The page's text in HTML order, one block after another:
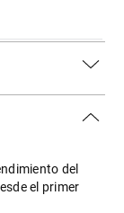
del
el primer